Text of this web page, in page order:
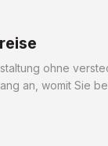
ohne
an, womit Sie